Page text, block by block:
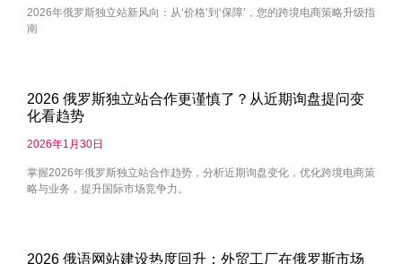
2026年俄罗斯独立站新风向：从‘价格’到‘保障’，您的跨境电商策略升级指
南
2026 俄罗斯独立站合作更谨慎了？从近期询盘提问变
化看趋势
2026年1月30日
掌握2026年俄罗斯独立站合作趋势，分析近期询盘变化，优化跨境电商策
略与业务，提升国际市场竞争力。
2026 俄语网站建设热度回升：外贸工厂在俄罗斯市场